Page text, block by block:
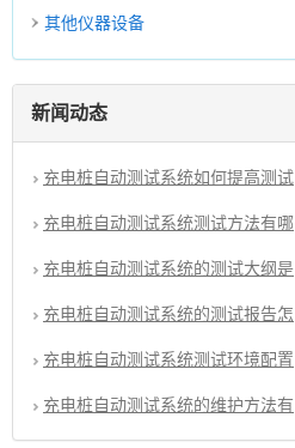
其他仪器设备
新闻动态
充电桩自动测试系统如何提高测试
充电桩自动测试系统测试方法有哪
充电桩自动测试系统的测试大纲是
充电桩自动测试系统的测试报告怎
充电桩自动测试系统测试环境配置
充电桩自动测试系统的维护方法有